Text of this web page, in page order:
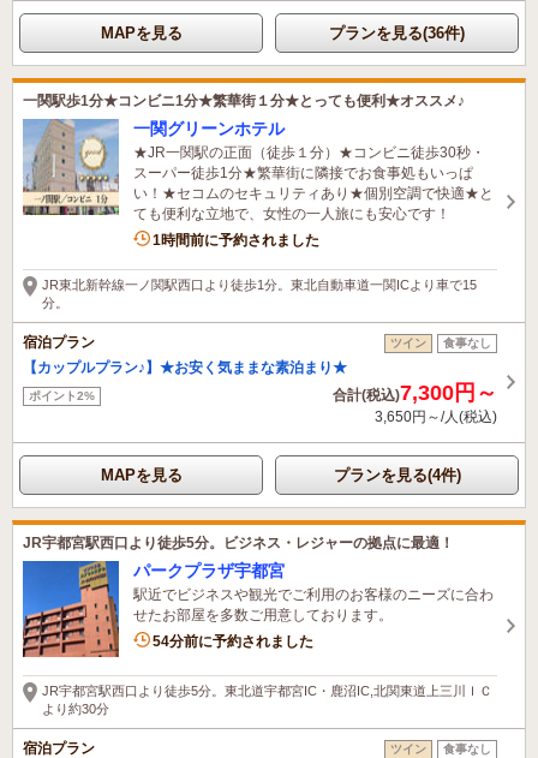
MAPを見る プランを見る(36件)
一関駅歩1分★コンビニ1分★繁華街１分★とっても便利★オススメ♪
一関グリーンホテル
★JR一関駅の正面（徒歩１分）★コンビニ徒歩30秒・
スーパー徒歩1分★繁華街に隣接でお食事処もいっぱ
い！★セコムのセキュリティあり★個別空調で快適★と
ても便利な立地で、女性の一人旅にも安心です！
1名がこの宿を見ています
1時間前に予約されました
JR東北新幹線一ノ関駅西口より徒歩1分。東北自動車道一関ICより車で15
分。
宿泊プラン ツイン 食事なし
【カップルプラン♪】★お安く気ままな素泊まり★
ポイント2% 合計(税込)7,300円～
3,650円～/人(税込)
MAPを見る プランを見る(4件)
JR宇都宮駅西口より徒歩5分。ビジネス・レジャーの拠点に最適！
パークプラザ宇都宮
駅近でビジネスや観光でご利用のお客様のニーズに合わ
せたお部屋を多数ご用意しております。
2名がこの宿を見ています
JR宇都宮駅西口より徒歩5分。東北道宇都宮IC・鹿沼IC,北関東道上三川ＩＣ
より約30分
宿泊プラン ツイン 食事なし